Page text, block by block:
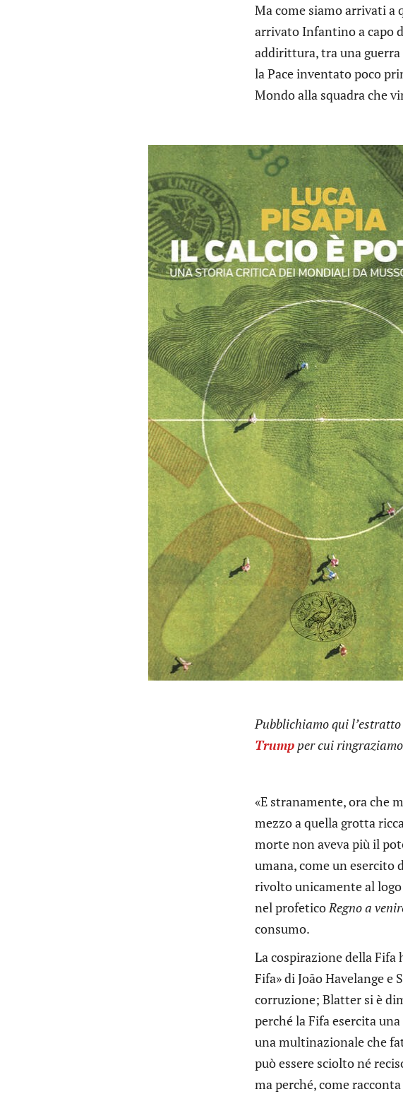
Ma come siamo arrivati a
arrivato Infantino a capo
addirittura, tra una guerra
la Pace inventato poco
Mondo alla squadra che
Pubblichiamo qui
Trumpper cui ringraziamo
«E stranamente, ora che
mezzo a quella grotta
morte non aveva più il
umana, come un esercito
rivolto unicamente al logo
nel profeticoRegno a
consumo.
La cospirazione della
Fifa» di João Havelange
corruzione; Blatter si è
perché la Fifa esercita
una multinazionale che
può essere sciolto né
ma perché, come